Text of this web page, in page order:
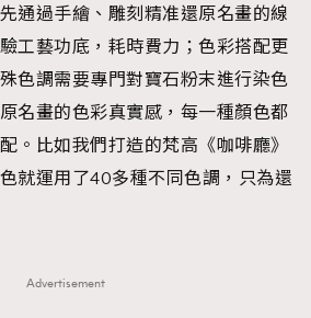
通過手繪、雕刻精准還原名畫的線
工藝功底，耗時費力；色彩搭配更
色調需要專門對寶石粉末進行染色
名畫的色彩真實感，每一種顏色都
。比如我們打造的梵高《咖啡廳》
就運用了40多種不同色調，只為還
Advertisement